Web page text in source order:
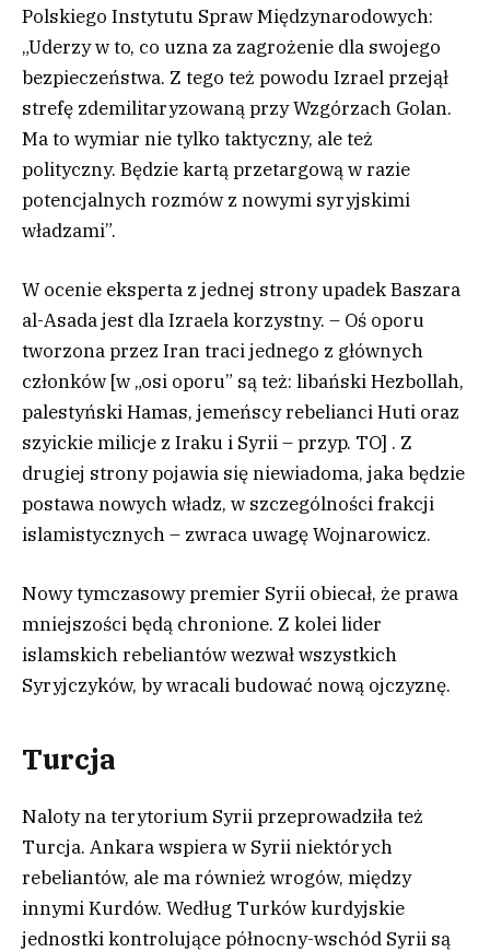
Polskiego Instytutu Spraw Międzynarodowych:
„Uderzy w to, co uzna za zagrożenie dla swojego
bezpieczeństwa. Z tego też powodu Izrael przejął
strefę zdemilitaryzowaną przy Wzgórzach Golan.
Ma to wymiar nie tylko taktyczny, ale też
polityczny. Będzie kartą przetargową w razie
potencjalnych rozmów z nowymi syryjskimi
władzami”.
W ocenie eksperta z jednej strony upadek Baszara
al-Asada jest dla Izraela korzystny. – Oś oporu
tworzona przez Iran traci jednego z głównych
członków [w „osi oporu” są też: libański Hezbollah,
palestyński Hamas, jemeńscy rebelianci Huti oraz
szyickie milicje z Iraku i Syrii – przyp. TO] . Z
drugiej strony pojawia się niewiadoma, jaka będzie
postawa nowych władz, w szczególności frakcji
islamistycznych – zwraca uwagę Wojnarowicz.
Nowy tymczasowy premier Syrii obiecał, że prawa
mniejszości będą chronione. Z kolei lider
islamskich rebeliantów wezwał wszystkich
Syryjczyków, by wracali budować nową ojczyznę.
Turcja
Naloty na terytorium Syrii przeprowadziła też
Turcja. Ankara wspiera w Syrii niektórych
rebeliantów, ale ma również wrogów, między
innymi Kurdów. Według Turków kurdyjskie
jednostki kontrolujące północny-wschód Syrii są